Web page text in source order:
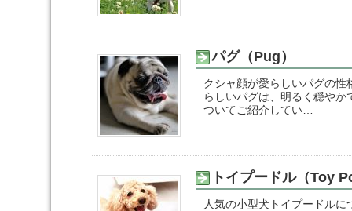
パグ（Pug）
クシャ顔が愛らしいパグの
らしいパグは、明るく穏や
ついてご紹介してい…
トイプードル（Toy
人気の小型犬トイプードル